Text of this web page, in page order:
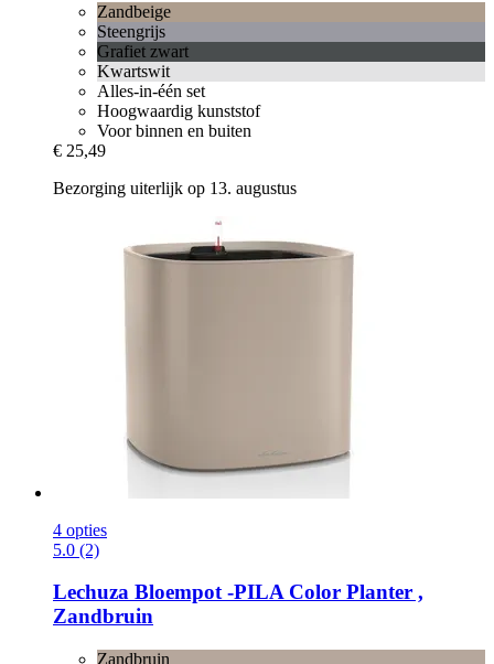
Zandbeige
Steengrijs
Grafiet zwart
Kwartswit
Alles-in-één set
Hoogwaardig kunststof
Voor binnen en buiten
€ 25,49
Bezorging uiterlijk op 13. augustus
4 opties
5.0 (2)
Lechuza Bloempot -​PILA Color Planter ,
Zandbruin
Zandbruin